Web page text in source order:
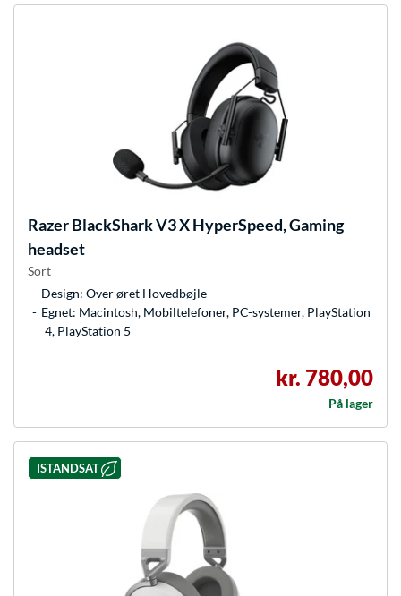
RazerBlackShark V3 X HyperSpeed, Gaming
headset
Sort
Design: Over øret Hovedbøjle
Egnet: Macintosh, Mobiltelefoner, PC-systemer, PlayStation
4, PlayStation 5
kr. 780,00
På lager
ISTANDSAT